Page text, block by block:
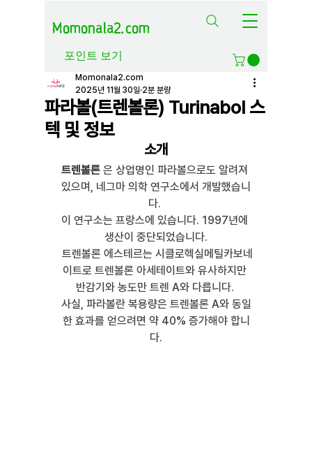
Momonala2.com
포인트 보기
파라볼(트렌볼론) Turinabol 스
텍 및 정보
Momonala2.com
2025년 11월 30일 2분 분량
소개
트렌볼론 은 상업명인 파라볼으로도 알려져
있으며, 네그마 의학 연구소에서 개발했습니
다.
이 연구소는 프랑스에 있습니다. 1997년에
생산이 중단되었습니다.
이트로 트렌볼론 아세테이트와 유사하지만
반감기와 농도만 트렌 A와 다릅니다.
사실, 파라볼란 복용량은 트렌볼론 A와 동일
한 효과를 얻으려면 약 40% 증가해야 합니
다.